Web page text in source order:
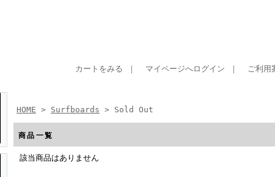
カートをみる ｜ マイページへログイン ｜ ご利用
HOME > Surfboards > Sold Out
商品一覧
該当商品はありません